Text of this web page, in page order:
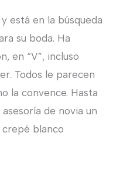
está en la búsqueda
su boda. Ha
en “V”, incluso
Todos le parecen
la convence. Hasta
de novia un
blanco